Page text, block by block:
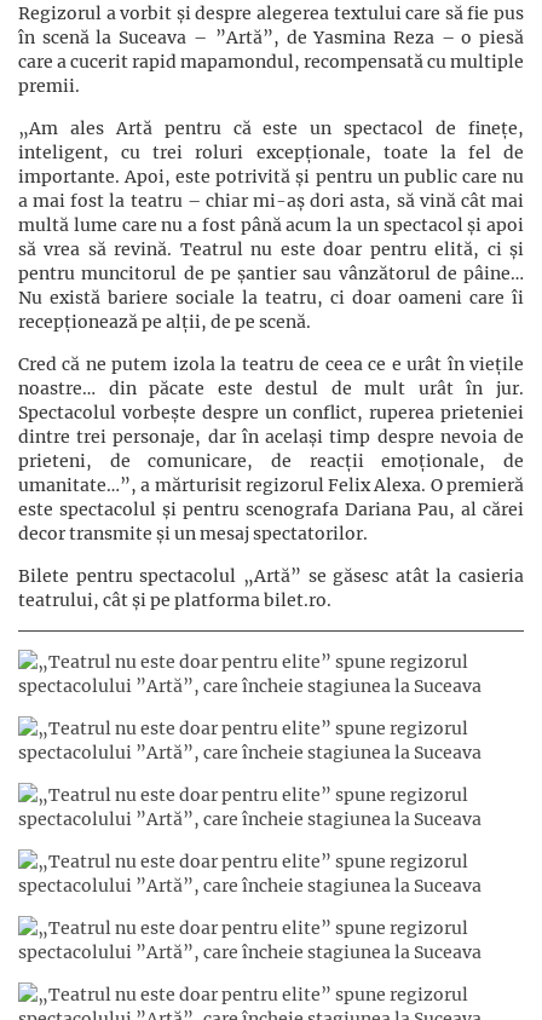
Regizorul a vorbit și despre alegerea textului care să fie pus
în scenă la Suceava – ”Artă”, de Yasmina Reza – o piesă
care a cucerit rapid mapamondul, recompensată cu multiple
premii.
„Am ales Artă pentru că este un spectacol de finețe,
inteligent, cu trei roluri excepționale, toate la fel de
importante. Apoi, este potrivită și pentru un public care nu
a mai fost la teatru – chiar mi-aș dori asta, să vină cât mai
multă lume care nu a fost până acum la un spectacol și apoi
să vrea să revină. Teatrul nu este doar pentru elită, ci și
pentru muncitorul de pe șantier sau vânzătorul de pâine…
Nu există bariere sociale la teatru, ci doar oameni care îi
recepționează pe alții, de pe scenă.
Cred că ne putem izola la teatru de ceea ce e urât în viețile
noastre… din păcate este destul de mult urât în jur.
Spectacolul vorbește despre un conflict, ruperea prieteniei
dintre trei personaje, dar în același timp despre nevoia de
prieteni, de comunicare, de reacții emoționale, de
umanitate…”, a mărturisit regizorul Felix Alexa. O premieră
este spectacolul și pentru scenografa Dariana Pau, al cărei
decor transmite și un mesaj spectatorilor.
Bilete pentru spectacolul „Artă” se găsesc atât la casieria
teatrului, cât și pe platforma bilet.ro.